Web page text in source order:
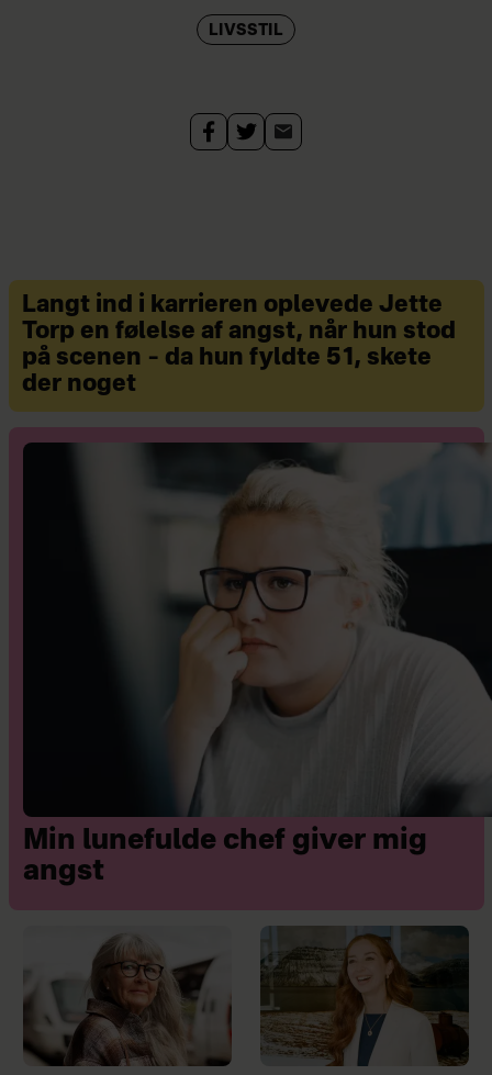
LIVSSTIL
Langt ind i karrieren oplevede Jette
Torp en følelse af angst, når hun stod
på scenen – da hun fyldte 51, skete
der noget
Min lunefulde chef giver mig
angst